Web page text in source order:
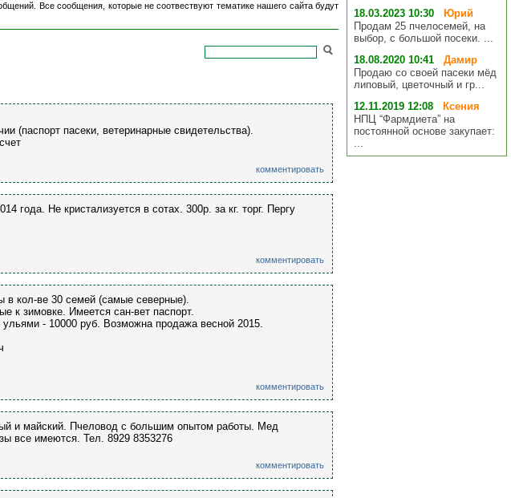
Все сообщения, которые не соотвествуют тематике нашего сайта будут
(паспорт пасеки, ветеринарные свидетельства).
комментировать
года. Не кристализуется в сотах. 300р. за кг. торг. Пергу
комментировать
в кол-ве 30 семей (самые северные).
к зимовке. Имеется сан-вет паспорт.
- 10000 руб. Возможна продажа весной 2015.
комментировать
и майский. Пчеловод с большим опытом работы. Мед
все имеются. Тел. 8929 8353276
комментировать
18.03.2023 10:30
Юрий
Продам 25 пчелосемей, на
выбор, с большой посеки. ...
18.08.2020 10:41
Дамир
Продаю со своей пасеки мёд
липовый, цветочный и гр...
12.11.2019 12:08
Ксения
НПЦ “Фармдиета” на
постоянной основе закупает:
...